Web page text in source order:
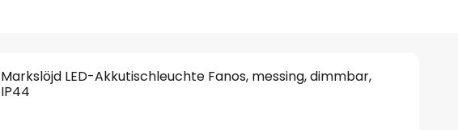
Markslöjd LED-Akkutischleuchte Fanos, messing, dimmbar,
IP44